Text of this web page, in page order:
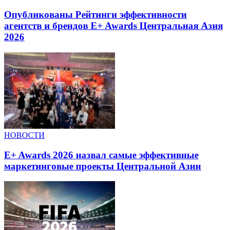
Опубликованы Рейтинги эффективности
агентств и брендов E+ Awards Центральная Азия
2026
НОВОСТИ
E+ Awards 2026 назвал самые эффективные
маркетинговые проекты Центральной Азии